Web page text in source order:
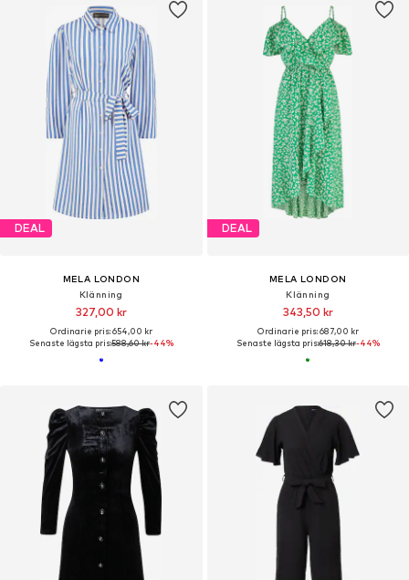
DEAL
MELA LONDON
Klänning
327,00 kr
Ordinarie pris: 654,00 kr
Senaste lägsta pris:588,60 kr-44%
DEAL
MELA LONDON
Klänning
343,50 kr
Ordinarie pris: 687,00 kr
Senaste lägsta pris:618,30 kr-44%